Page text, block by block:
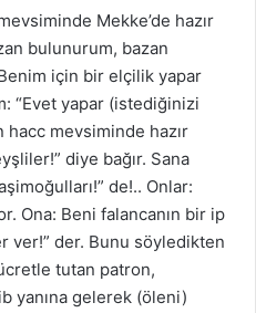
Mekke’de hazır
bulunurum, bazan
için bir elçilik yapar
“Evet yapar (istediğinizi
hacc mevsiminde hazır
diye bağır. Sana
de!.. Onlar:
Ona: Beni falancanın bir ip
ver!” der. Bunu söyledikten
tutan patron,
yanına gelerek (öleni)